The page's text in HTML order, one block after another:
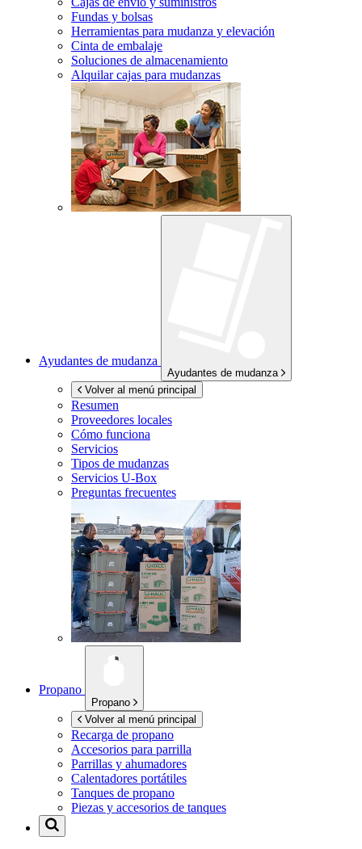
Fundas y bolsas
Herramientas para mudanza y elevación
Cinta de embalaje
Soluciones de almacenamiento
Alquilar cajas para mudanzas
Ayudantes de mudanza
Ayudantes de mudanza
Volver al menú principal
Resumen
Proveedores locales
Cómo funciona
Servicios
Tipos de mudanzas
Servicios U-Box
Preguntas frecuentes
Propano
Propano
Volver al menú principal
Recarga de propano
Accesorios para parrilla
Parrillas y ahumadores
Calentadores portátiles
Tanques de propano
Piezas y accesorios de tanques